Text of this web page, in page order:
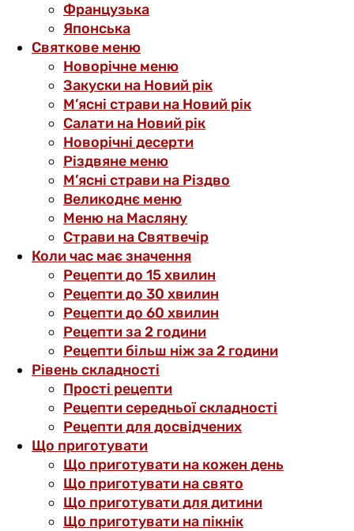
Французька
Японська
Святкове меню
Новорічне меню
Закуски на Новий рік
М’ясні страви на Новий рік
Салати на Новий рік
Новорічні десерти
Різдвяне меню
М’ясні страви на Різдво
Великоднє меню
Меню на Масляну
Страви на Святвечір
Коли час має значення
Рецепти до 15 хвилин
Рецепти до 30 хвилин
Рецепти до 60 хвилин
Рецепти за 2 години
Рецепти більш ніж за 2 години
Рівень складності
Прості рецепти
Рецепти середньої складності
Рецепти для досвідчених
Що приготувати
Що приготувати на кожен день
Що приготувати на свято
Що приготувати для дитини
Що приготувати на пікнік